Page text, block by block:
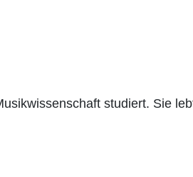
studiert. Sie